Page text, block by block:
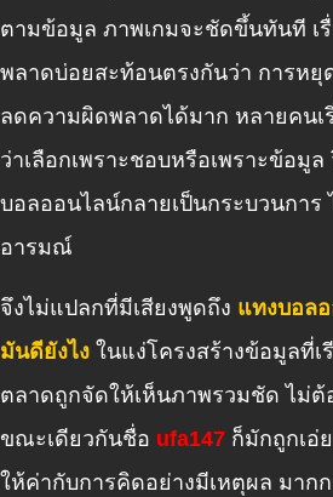
ตามข้อมูล ภาพเกมจะชัดขึ้นทันที เรื่
พลาดบ่อยสะท้อนตรงกันว่า การห
ลดความผิดพลาดได้มาก หลายคนเ
ว่าเลือกเพราะชอบหรือเพราะข้อมู
บอลออนไลน์กลายเป็นกระบวนการ
อารมณ์
จึงไม่แปลกที่มีเสียงพูดถึง แทงบอล
มันดียังไง ในแง่โครงสร้างข้อมูลที่เ
ตลาดถูกจัดให้เห็นภาพรวมชัด ไม่ต้
ขณะเดียวกันชื่อ ufa147 ก็มักถูกเอ่
ให้ค่ากับการคิดอย่างมีเหตุผล มาก